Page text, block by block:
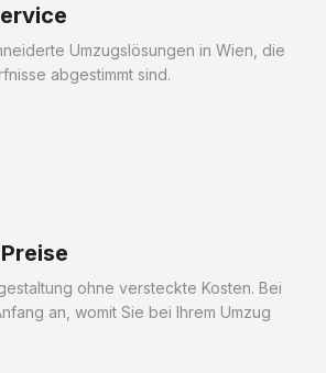
Umzugslösungen in Wien, die
abgestimmt sind.
ohne versteckte Kosten. Bei
an, womit Sie bei Ihrem Umzug